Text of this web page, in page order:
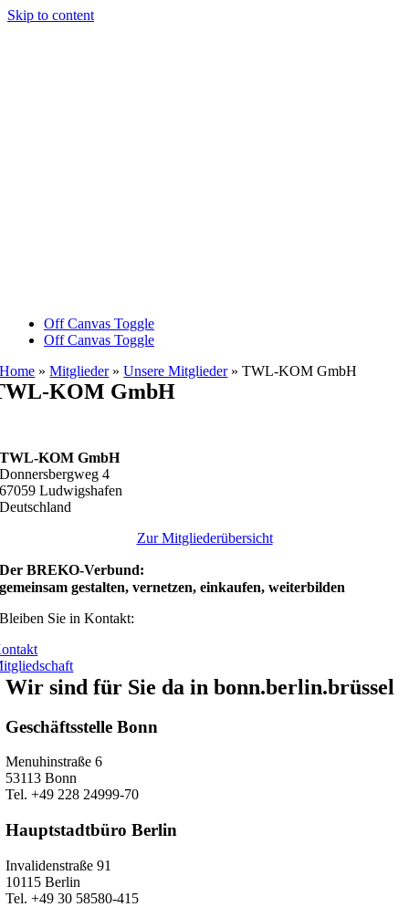
Skip to content
Off Canvas Toggle
Off Canvas Toggle
Home »Mitglieder»Unsere Mitglieder»TWL-KOM GmbH
KOM GmbH
TWL-KOM GmbH
Donnersbergweg 4
67059 Ludwigshafen
Deutschland
Zur Mitgliederübersicht
Der BREKO-Verbund:
gemeinsam gestalten, vernetzen, einkaufen, weiterbilden
Bleiben Sie in Kontakt:
Wir sind für Sie da in bonn.berlin.brüssel
Geschäftsstelle Bonn
Menuhinstraße 6
53113 Bonn
Tel. +49 228 24999-70
Hauptstadtbüro Berlin
Invalidenstraße 91
10115 Berlin
Tel. +49 30 58580-415